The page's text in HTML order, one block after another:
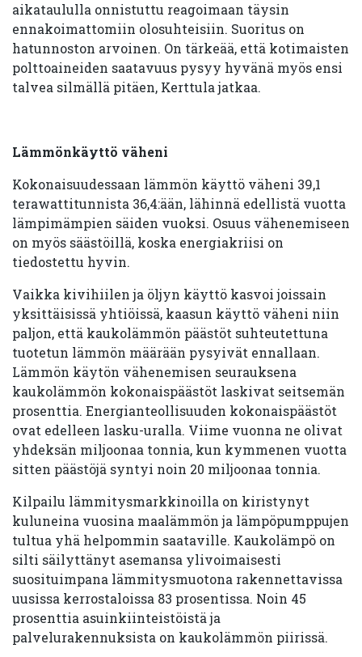
aikataululla onnistuttu reagoimaan täysin
ennakoimattomiin olosuhteisiin. Suoritus on
hatunnoston arvoinen. On tärkeää, että kotimaisten
polttoaineiden saatavuus pysyy hyvänä myös ensi
talvea silmällä pitäen, Kerttula jatkaa.
Lämmönkäyttö väheni
Kokonaisuudessaan lämmön käyttö väheni 39,1
terawattitunnista 36,4:ään, lähinnä edellistä vuotta
lämpimämpien säiden vuoksi. Osuus vähenemiseen
on myös säästöillä, koska energiakriisi on
tiedostettu hyvin.
Vaikka kivihiilen ja öljyn käyttö kasvoi joissain
yksittäisissä yhtiöissä, kaasun käyttö väheni niin
paljon, että kaukolämmön päästöt suhteutettuna
tuotetun lämmön määrään pysyivät ennallaan.
Lämmön käytön vähenemisen seurauksena
kaukolämmön kokonaispäästöt laskivat seitsemän
prosenttia. Energianteollisuuden kokonaispäästöt
ovat edelleen lasku-uralla. Viime vuonna ne olivat
yhdeksän miljoonaa tonnia, kun kymmenen vuotta
sitten päästöjä syntyi noin 20 miljoonaa tonnia.
Kilpailu lämmitysmarkkinoilla on kiristynyt
kuluneina vuosina maalämmön ja lämpöpumppujen
tultua yhä helpommin saataville. Kaukolämpö on
silti säilyttänyt asemansa ylivoimaisesti
suosituimpana lämmitysmuotona rakennettavissa
uusissa kerrostaloissa 83 prosentissa. Noin 45
prosenttia asuinkiinteistöistä ja
palvelurakennuksista on kaukolämmön piirissä.